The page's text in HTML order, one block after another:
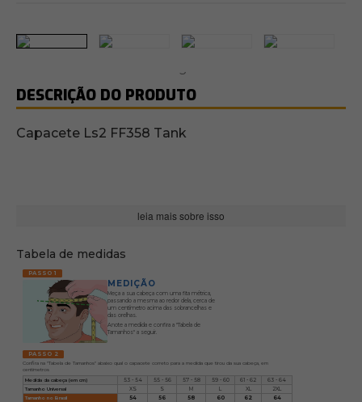
DESCRIÇÃO DO PRODUTO
Capacete Ls2 FF358 Tank
leia mais sobre isso
Tabela de medidas
PASSO 1
MEDIÇÃO
Meça a sua cabeça com uma fita métrica,
passando a mesma ao redor dela, cerca de
um centímetro acima das sobrancelhas e
das orelhas.
Anote a medida e confira a "Tabela de
Tamanhos" a seguir.
PASSO 2
Confira na "Tabela de Tamanhos" abaixo qual o capacete correto para a medida que tirou da sua cabeça, em
centímetros
Medida da cabeça (em cm)
53 - 54 55 - 56 57 - 58 59 - 60 61 - 62
63 - 64
Tamanho Universal
XS S M L XL
2XL
Tamanho no Brasil
54 56 58 60 62 64